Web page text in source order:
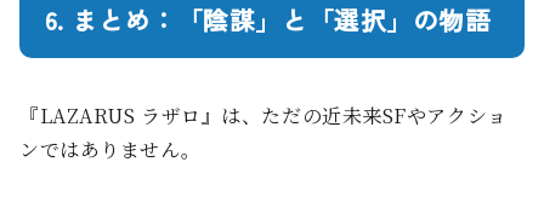
6. まとめ：「陰謀」と「選択」の物語
『LAZARUS ラザロ』は、ただの近未来SFやアクショ
ンではありません。